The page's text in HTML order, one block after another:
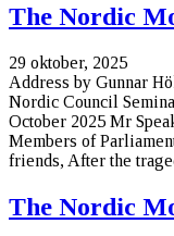
The Nordic
29 oktober, 2025
Address by Gunnar
Nordic Council
October 2025 Mr
Members of
friends, After the
The Nordic